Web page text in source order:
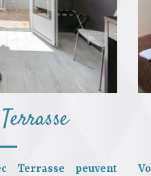
Terrasse peuvent